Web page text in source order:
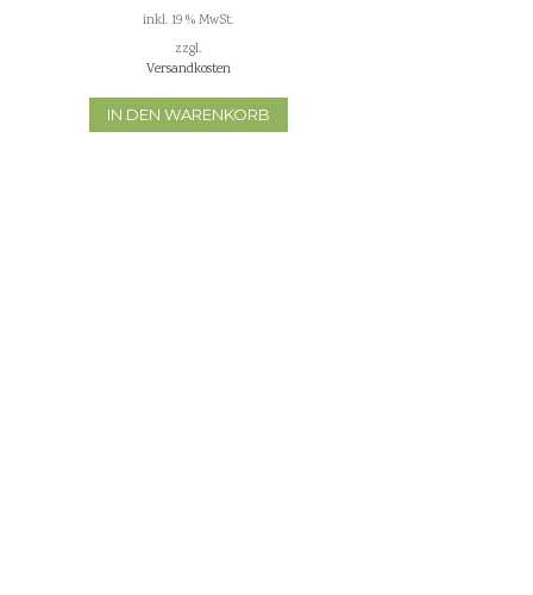
inkl. 19 % MwSt.
zzgl.
Versandkosten
IN DEN WARENKORB